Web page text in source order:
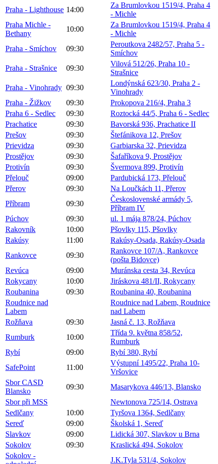
Praha - Lighthouse 14:00
Za Brumlovkou 1519/4, Praha 4
- Michle
Praha Michle -
Bethany
10:00
Za Brumlovkou 1519/4, Praha 4
- Michle
Praha - Smíchov
09:30
Peroutkova 2482/57, Praha 5 -
Smíchov
Praha - Strašnice
09:30
Vilová 512/26, Praha 10 -
Strašnice
Praha - Vinohrady 09:30
Londýnská 623/30, Praha 2 -
Vinohrady
Praha - Žižkov
09:30
Prokopova 216/4, Praha 3
Praha 6 - Sedlec
09:30
Roztocká 44/5, Praha 6 - Sedlec
Prachatice
09:30
Bavorská 936, Prachatice II
Prešov
09:30
Štefánikova 12, Prešov
Prievidza
09:30
Garbiarska 32, Prievidza
Prostějov
09:30
Šafaříkova 9, Prostějov
Protivín
09:30
Švermova 899, Protivín
Přelouč
09:00
Pardubická 173, Přelouč
Přerov
09:30
Na Loučkách 11, Přerov
Příbram
09:30
Československé armády 5,
Příbram IV
Púchov
09:30
ul. 1 mája 878/24, Púchov
Rakovník
10:00
Pšovlky 115, Pšovlky
Rakúsy
11:00
Rakúsy-Osada, Rakúsy-Osada
Rankovce
09:30
Rankovce 107/A, Rankovce
(pošta Bidovce)
Revúca
09:00
Muránska cesta 34, Revúca
Rokycany
10:00
Jiráskova 481/II, Rokycany
Roubanina
09:30
Roubanina 40, Roubanina
Roudnice nad
Labem
Roudnice nad Labem, Roudnice
nad Labem
Rožňava
09:30
Jasná č. 13, Rožňava
Rumburk
10:00
Třída 9. května 858/52,
Rumburk
Rybí
09:00
Rybí 380, Rybí
SafePoint
11:00
Výstupní 1495/22, Praha 10-
Vršovice
Sbor CASD
Blansko
09:30
Masarykova 446/13, Blansko
Sbor při MSS
Newtonova 725/14, Ostrava
Sedlčany
10:00
Tyršova 1364, Sedlčany
Sereď
09:00
Školská 1, Sereď
Slavkov
09:00
Lidická 307, Slavkov u Brna
Sokolov
09:30
Kraslická 494, Sokolov
Sokolov -
J.K.Tyla 531/4, Sokolov